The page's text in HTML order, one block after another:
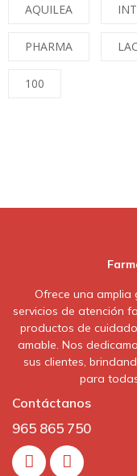
AQUILEA
PHARMA
100
Ofrece una
servicios de atención
productos de
amable. Nos
sus clientes,
para
Contáctanos
965 865 750